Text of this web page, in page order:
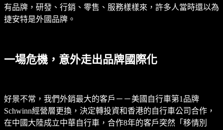
有品牌，研發、行銷、零售、服務樣樣來，許多人當時還以為
捷安特是外國品牌。
一場危機，意外走出品牌國際化
好景不常，我們外銷最大的客戶－－美國自行車第1品牌
Schwinn經營層更換，決定轉投資和香港的自行車公司合作，
在中國大陸成立中華自行車，合作8年的客戶突然「移情別